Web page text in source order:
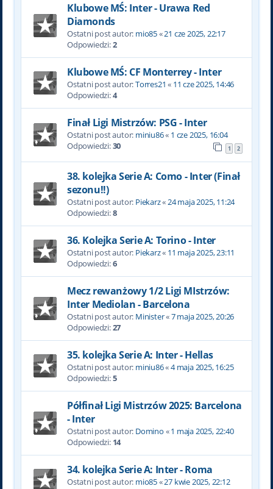
Klubowe MŚ: Inter - Urawa Red
Diamonds
Ostatni post autor: mio85«21 cze 2025, 22:17
Odpowiedzi:2
Klubowe MŚ: CF Monterrey - Inter
Ostatni post autor:Torres21 « 11 cze 2025, 14:46
Odpowiedzi:4
Finał Ligi Mistrzów: PSG - Inter
Ostatni post autor: miniu86« 1 cze 2025, 16:04
Odpowiedzi:30 1 2
38. kolejka Serie A: Como - Inter (Finał
sezonu!!)
Ostatni post autor: Piekarz«24 maja 2025, 11:24
Odpowiedzi:8
36. Kolejka Serie A: Torino - Inter
Ostatni post autor: Piekarz« 11 maja 2025, 23:11
Odpowiedzi:6
Mecz rewanżowy 1/2 Ligi MIstrzów:
Inter Mediolan - Barcelona
Ostatni post autor: Minister«7 maja 2025, 20:26
Odpowiedzi:27
35. kolejka Serie A: Inter - Hellas
Ostatni post autor: miniu86«4 maja 2025, 16:25
Odpowiedzi:5
Półfinał Ligi Mistrzów 2025: Barcelona
- Inter
Ostatni post autor: Domino «1 maja 2025, 22:40
Odpowiedzi: 14
34. kolejka Serie A: Inter - Roma
Ostatni post autor: mio85«27 kwie 2025, 22:12